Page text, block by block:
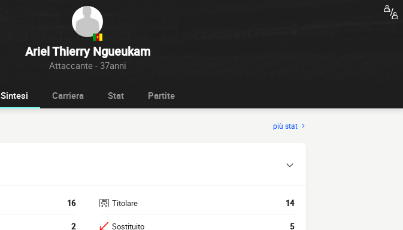
Ariel Thierry Ngueukam
Attaccante - 37anni
Sintesi Carriera Stat Partite
più stat
16
2
Titolare 14
Sostituito 5